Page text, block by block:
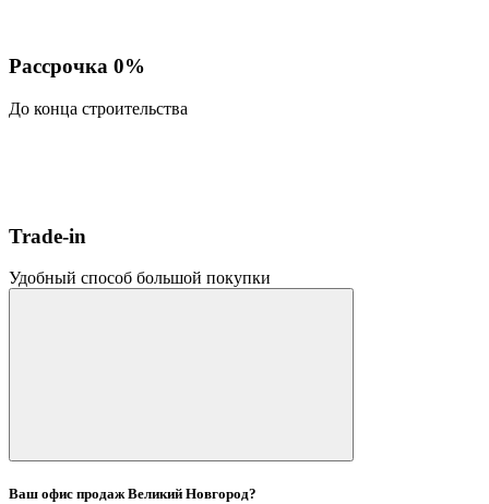
Рассрочка 0%
До конца строительства
Trade-in
Удобный способ большой покупки
Ваш офис продажВеликий Новгород?